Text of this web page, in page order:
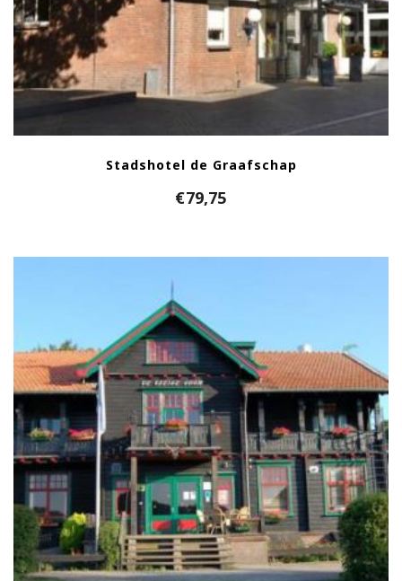
Stadshotel de Graafschap
€79,75